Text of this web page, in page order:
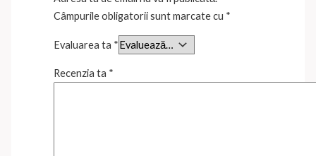
Câmpurile obligatorii sunt marcate cu *
Evaluarea ta *
Recenzia ta *